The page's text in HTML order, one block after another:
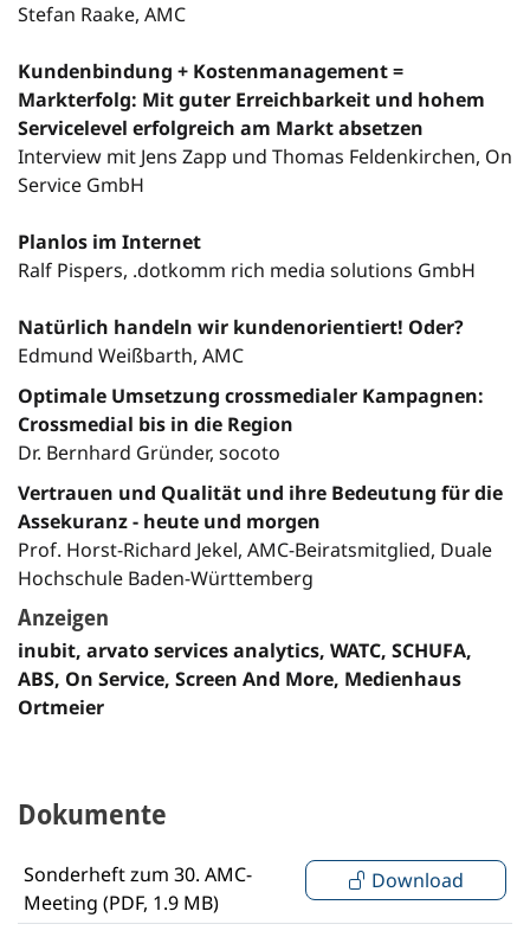
Stefan Raake, AMC
Kundenbindung + Kostenmanagement =
Markterfolg: Mit guter Erreichbarkeit und hohem
Servicelevel erfolgreich am Markt absetzen
Interview mit Jens Zapp und Thomas Feldenkirchen, On
Service GmbH
Planlos im Internet
Ralf Pispers, .dotkomm rich media solutions GmbH
Natürlich handeln wir kundenorientiert! Oder?
Edmund Weißbarth, AMC
Optimale Umsetzung crossmedialer Kampagnen:
Crossmedial bis in die Region
Dr. Bernhard Gründer, socoto
Vertrauen und Qualität und ihre Bedeutung für die
Assekuranz - heute und morgen
Prof. Horst-Richard Jekel, AMC-Beiratsmitglied, Duale
Hochschule Baden-Württemberg
Anzeigen
inubit, arvato services analytics, WATC, SCHUFA,
ABS, On Service, Screen And More, Medienhaus
Ortmeier
Dokumente
Sonderheft zum 30. AMC-
Meeting (PDF, 1.9 MB)
Download